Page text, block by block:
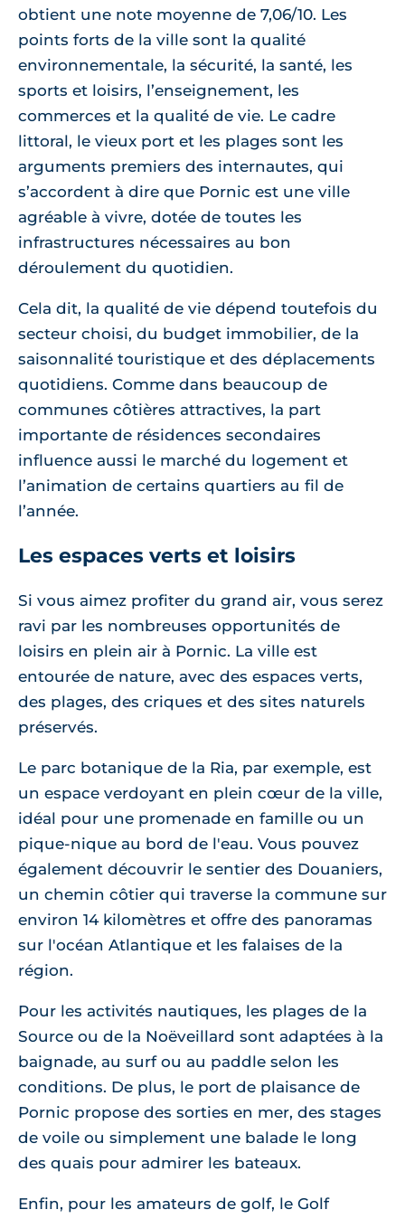
obtient une note moyenne de 7,06/10. Les
points forts de la ville sont la qualité
environnementale, la sécurité, la santé, les
sports et loisirs, l’enseignement, les
commerces et la qualité de vie. Le cadre
littoral, le vieux port et les plages sont les
arguments premiers des internautes, qui
s’accordent à dire que Pornic est une ville
agréable à vivre, dotée de toutes les
infrastructures nécessaires au bon
déroulement du quotidien.
Cela dit, la qualité de vie dépend toutefois du
secteur choisi, du budget immobilier, de la
saisonnalité touristique et des déplacements
quotidiens. Comme dans beaucoup de
communes côtières attractives, la part
importante de résidences secondaires
influence aussi le marché du logement et
l’animation de certains quartiers au fil de
l’année.
Les espaces verts et loisirs
Si vous aimez profiter du grand air, vous serez
ravi par les nombreuses opportunités de
loisirs en plein air à Pornic. La ville est
entourée de nature, avec des espaces verts,
des plages, des criques et des sites naturels
préservés.
Le parc botanique de la Ria, par exemple, est
un espace verdoyant en plein cœur de la ville,
idéal pour une promenade en famille ou un
pique-nique au bord de l'eau. Vous pouvez
également découvrir le sentier des Douaniers,
un chemin côtier qui traverse la commune sur
environ 14 kilomètres et offre des panoramas
sur l'océan Atlantique et les falaises de la
région.
Pour les activités nautiques, les plages de la
Source ou de la Noëveillard sont adaptées à la
baignade, au surf ou au paddle selon les
conditions. De plus, le port de plaisance de
Pornic propose des sorties en mer, des stages
de voile ou simplement une balade le long
des quais pour admirer les bateaux.
Enfin, pour les amateurs de golf, le Golf